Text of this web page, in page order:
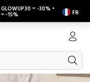
GLOWUP30 = -30% •
= -15% FR